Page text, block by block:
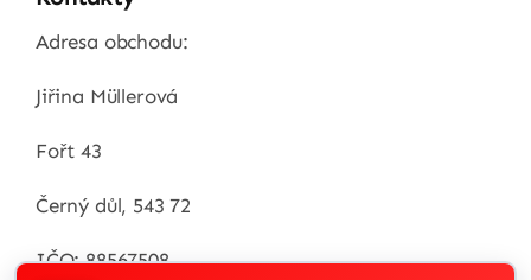
Adresa obchodu:
Jiřina Müllerová
Fořt 43
Černý důl, 543 72
IČO: 88567508